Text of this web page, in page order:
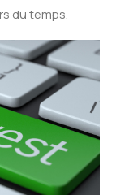
du temps.